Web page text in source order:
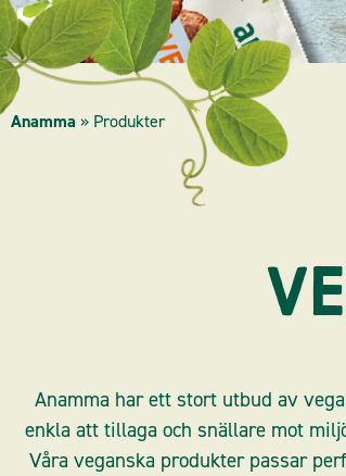
Anamma » Produkter
Anamma har ett stort utbud av
enkla att tillaga och snällare mot
Våra veganska produkter passar